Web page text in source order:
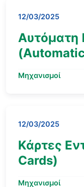
12/03/2025
Μηχανισμοί
12/03/2025
Κάρτες
Cards)
Μηχανισμοί